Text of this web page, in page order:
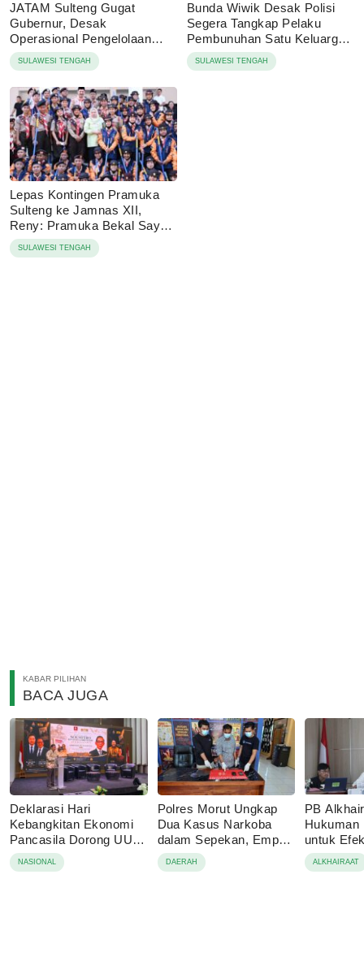
JATAM Sulteng Gugat
Gubernur, Desak
Operasional Pengelolaan
Tailing B3 PT QMB
Dihentikan
SULAWESI TENGAH
Bunda Wiwik Desak Polisi
Segera Tangkap Pelaku
Pembunuhan Satu Keluarga
di Duyu
SULAWESI TENGAH
Lepas Kontingen Pramuka
Sulteng ke Jamnas XII,
Reny: Pramuka Bekal Saya
Jadi Wagub
SULAWESI TENGAH
KABAR PILIHAN
BACA JUGA
Deklarasi Hari
Kebangkitan Ekonomi
Pancasila Dorong UU
Perekonomian Nasional
NASIONAL
Polres Morut Ungkap
Dua Kasus Narkoba
dalam Sepekan, Empat
Pelaku Ditangkap
DAERAH
PB
Hukuman
untuk
ALKHAIRAAT